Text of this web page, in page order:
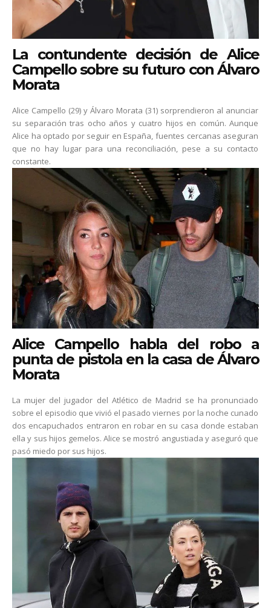
La contundente decisión de Alice
Campello sobre su futuro con Álvaro
Morata
Alice Campello (29) y Álvaro Morata (31) sorprendieron al anunciar
su separación tras ocho años y cuatro hijos en común. Aunque
Alice ha optado por seguir en España, fuentes cercanas aseguran
que no hay lugar para una reconciliación, pese a su contacto
constante.
Alice Campello habla del robo a
punta de pistola en la casa de Álvaro
Morata
La mujer del jugador del Atlético de Madrid se ha pronunciado
sobre el episodio que vivió el pasado viernes por la noche cunado
dos encapuchados entraron en robar en su casa donde estaban
ella y sus hijos gemelos. Alice se mostró angustiada y aseguró que
pasó miedo por sus hijos.